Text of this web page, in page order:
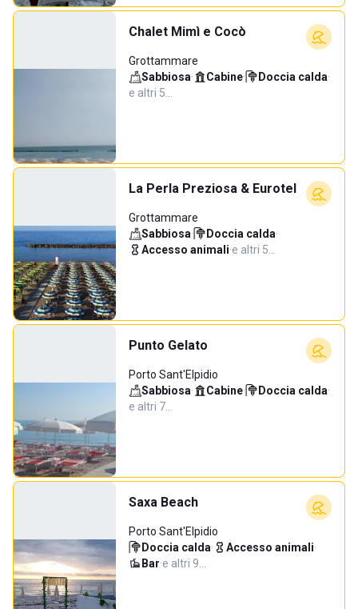
Chalet Mimì e Cocò
Grottammare
Sabbiosa· Cabine· Doccia calda·
e altri 5…
La Perla Preziosa & Eurotel
Grottammare
Sabbiosa· Doccia calda·
Accesso animali·e altri 5…
Punto Gelato
Porto Sant'Elpidio
Sabbiosa· Cabine· Doccia calda·
e altri 7…
Saxa Beach
Porto Sant'Elpidio
Doccia calda· Accesso animali·
Bar·e altri 9…